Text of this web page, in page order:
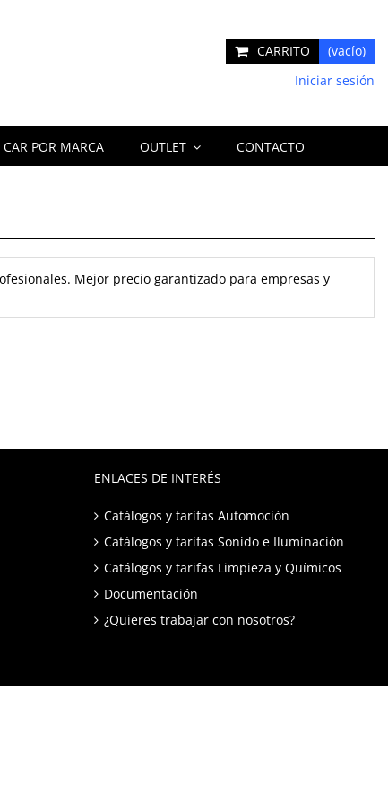
CARRITO
(vacío)
Iniciar sesión
POR MARCA OUTLET CONTACTO
Mejor precio garantizado para empresas y
ENLACES DE INTERÉS
Catálogos y tarifas Automoción
Catálogos y tarifas Sonido e Iluminación
Catálogos y tarifas Limpieza y Químicos
Documentación
¿Quieres trabajar con nosotros?